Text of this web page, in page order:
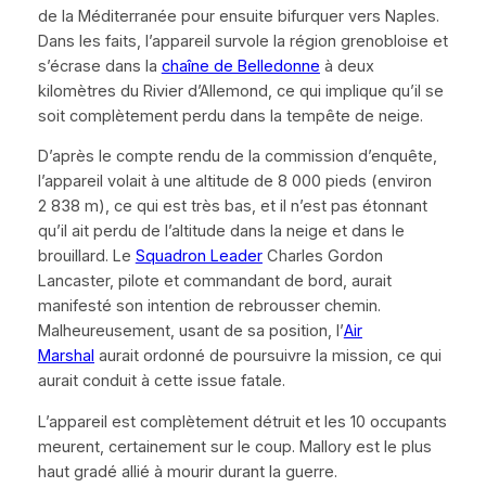
de la Méditerranée pour ensuite bifurquer vers Naples.
Dans les faits, l’appareil survole la région grenobloise et
s’écrase dans la chaîne de Belledonne à deux
kilomètres du Rivier d’Allemond, ce qui implique qu’il se
soit complètement perdu dans la tempête de neige.
D’après le compte rendu de la commission d’enquête,
l’appareil volait à une altitude de 8 000 pieds (environ
2 838 m), ce qui est très bas, et il n’est pas étonnant
qu’il ait perdu de l’altitude dans la neige et dans le
brouillard. Le Squadron LeaderCharles Gordon
Lancaster, pilote et commandant de bord, aurait
manifesté son intention de rebrousser chemin.
Malheureusement, usant de sa position, l’Air
Marshal aurait ordonné de poursuivre la mission, ce qui
aurait conduit à cette issue fatale.
L’appareil est complètement détruit et les 10 occupants
meurent, certainement sur le coup. Mallory est le plus
haut gradé allié à mourir durant la guerre.